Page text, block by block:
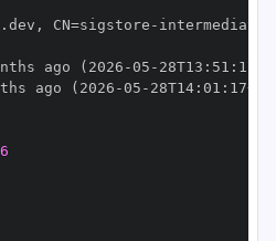
, CN=sigstore -
ago (2026 -05 - 28T13 : 51 :
ago (2026 -05 - 28T14: 01 : 17+00